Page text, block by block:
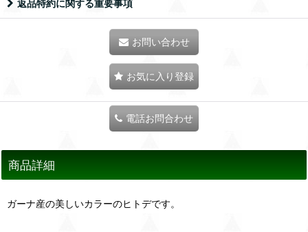
返品特約に関する重要事項
お問い合わせ
お気に入り登録
電話お問合わせ
商品詳細
ガーナ産の美しいカラーのヒトデです。